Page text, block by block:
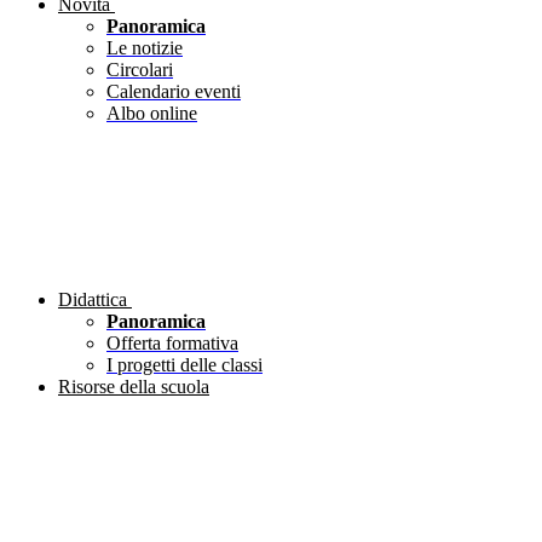
Novità
Panoramica
Le notizie
Circolari
Calendario eventi
Albo online
Didattica
Panoramica
Offerta formativa
I progetti delle classi
Risorse della scuola